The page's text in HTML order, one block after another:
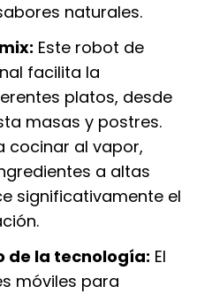
naturales.
Este robot de
facilita la
platos, desde
masas y postres.
cocinar al vapor,
a altas
significativamente el
de la tecnología: El
móviles para